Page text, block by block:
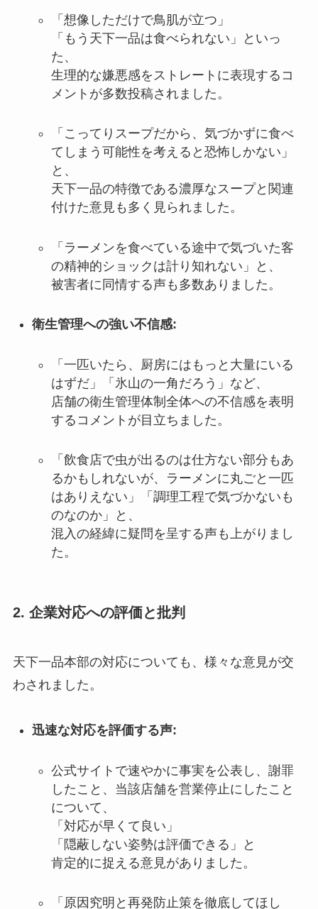
「想像しただけで鳥肌が立つ」
「もう天下一品は食べられない」といっ
た、
生理的な嫌悪感をストレートに表現するコ
メントが多数投稿されました。
「こってりスープだから、気づかずに食べ
てしまう可能性を考えると恐怖しかない」
と、
天下一品の特徴である濃厚なスープと関連
付けた意見も多く見られました。
「ラーメンを食べている途中で気づいた客
の精神的ショックは計り知れない」と、
被害者に同情する声も多数ありました。
衛生管理への強い不信感:
「一匹いたら、厨房にはもっと大量にいる
はずだ」「氷山の一角だろう」など、
店舗の衛生管理体制全体への不信感を表明
するコメントが目立ちました。
「飲食店で虫が出るのは仕方ない部分もあ
るかもしれないが、ラーメンに丸ごと一匹
はありえない」「調理工程で気づかないも
のなのか」と、
混入の経緯に疑問を呈する声も上がりまし
た。
2. 企業対応への評価と批判
天下一品本部の対応についても、様々な意見が交
わされました。
迅速な対応を評価する声:
公式サイトで速やかに事実を公表し、謝罪
したこと、当該店舗を営業停止にしたこと
について、
「対応が早くて良い」
「隠蔽しない姿勢は評価できる」と
肯定的に捉える意見がありました。
「原因究明と再発防止策を徹底してほし